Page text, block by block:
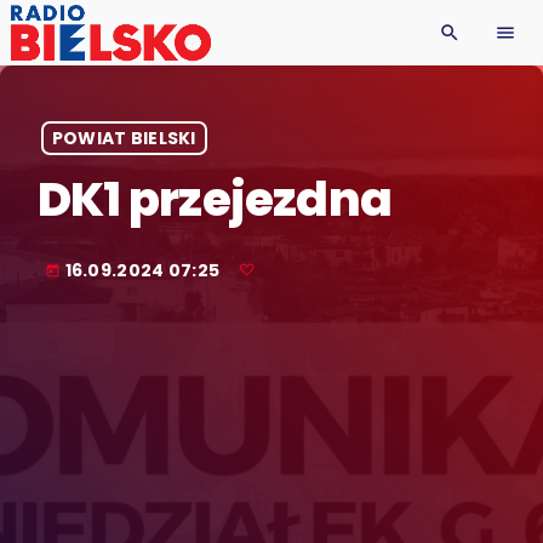
search menu
POWIAT BIELSKI
DK1 przejezdna
today 16.09.2024 07:25